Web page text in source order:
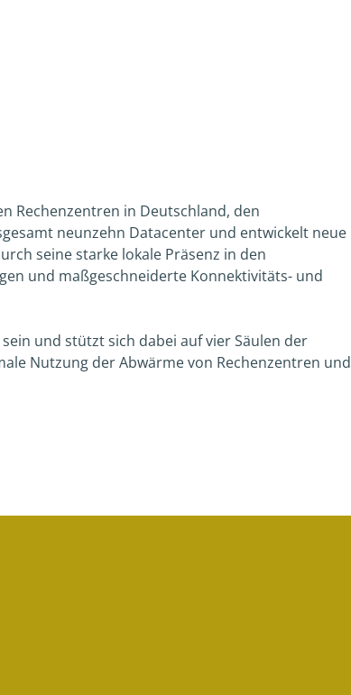
Rechenzentren in Deutschland, den
neunzehn Datacenter und entwickelt neue
seine starke lokale Präsenz in den
und maßgeschneiderte Konnektivitäts- und
und stützt sich dabei auf vier Säulen der
Nutzung der Abwärme von Rechenzentren und